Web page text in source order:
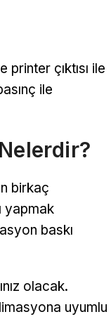
çıktısı ile
ile
birkaç
yapmak
baskı
olacak.
uyumlu